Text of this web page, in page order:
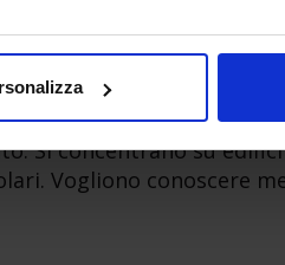
ristrutturazioni e nuove
potrebbero usare nei
Si concentrano su
Vogliono conoscere